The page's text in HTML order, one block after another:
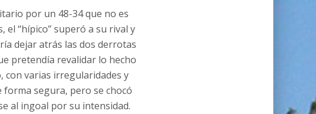
por un 48-34 que no es
el “hípico” superó a su rival y
dejar atrás las dos derrotas
pretendía revalidar lo hecho
con varias irregularidades y
forma segura, pero se chocó
al ingoal por su intensidad.